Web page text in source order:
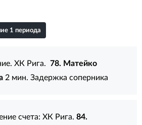
1 периода
ХК Рига.78. Матейко
2 мин. Задержка соперника
счета: ХК Рига.84.